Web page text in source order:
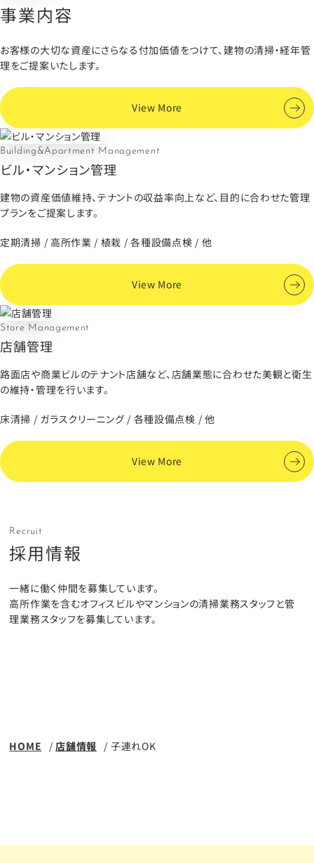
事業内容
お客様の大切な資産にさらなる付加価値をつけて、建物の清掃・経年管
理をご提案いたします。
View More
Building&Apartment Management
ビル・マンション管理
建物の資産価値維持、テナントの収益率向上など、 目的に合わせた管理
プランをご提案します。
定期清掃 / 高所作業 / 植栽 / 各種設備点検 / 他
View More
Store Management
店舗管理
路面店や商業ビルのテナント店舗など、店舗業態に合わせた美観と衛生
の維持・管理を行います。
床清掃 / ガラスクリーニング / 各種設備点検 / 他
View More
Recruit
採用情報
一緒に働く仲間を募集しています。
高所作業を含むオフィスビルやマンションの清掃業務スタッフと管
理業務スタッフを募集しています。
HOME 店舗情報 子連れOK